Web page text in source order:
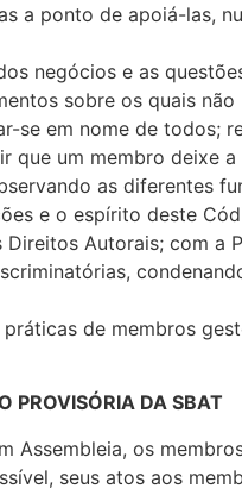
a ponto de apoiá-las,
negócios e as
sobre os quais não
em nome de todos;
que um membro deixe a
as diferentes
e o espírito deste
Autorais; com a
de membros
PROVISÓRIA DA SBAT
os
seus atos aos